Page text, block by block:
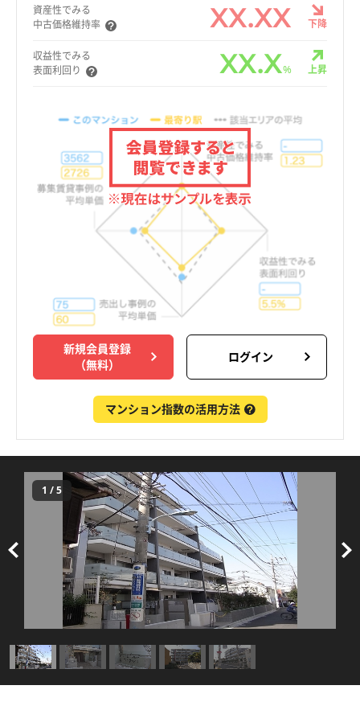
資産性でみる
中古価格維持率
XX.XX 下降
収益性でみる
表面利回り
XX.X% 上昇
新規会員登録
（無料）
ログイン
マンション指数の活用方法
1 /5